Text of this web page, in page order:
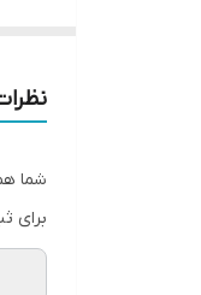
-
-
90%** موهای براق تر.
شما
برای